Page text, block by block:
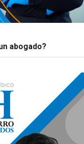
abogado?